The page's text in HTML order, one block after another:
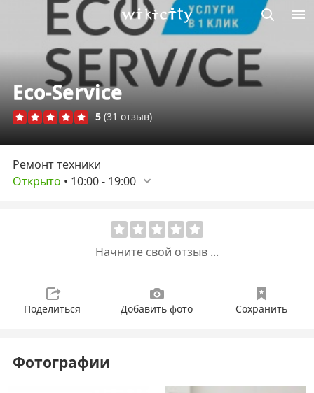
Викисити
Eco-Service
5 (31 отзыв)
Ремонт техники
Открыто • 10:00- 19:00
Начните свой отзыв ...
Поделиться Добавить фото Сохранить
Фотографии